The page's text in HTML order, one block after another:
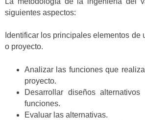
siguientes aspectos:
Identificar los principales elementos de
o proyecto.
Analizar las funciones que
proyecto.
Desarrollar diseños
funciones.
Evaluar las alternativas.